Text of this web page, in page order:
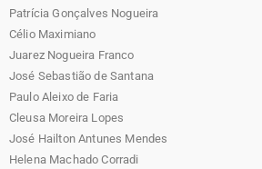
Patrícia Gonçalves Nogueira
Célio Maximiano
Juarez Nogueira Franco
José Sebastião de Santana
Paulo Aleixo de Faria
Cleusa Moreira Lopes
José Hailton Antunes Mendes
Helena Machado Corradi